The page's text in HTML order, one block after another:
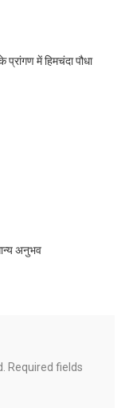
में हिमचंदा पौधा
अनुभव
Required fields